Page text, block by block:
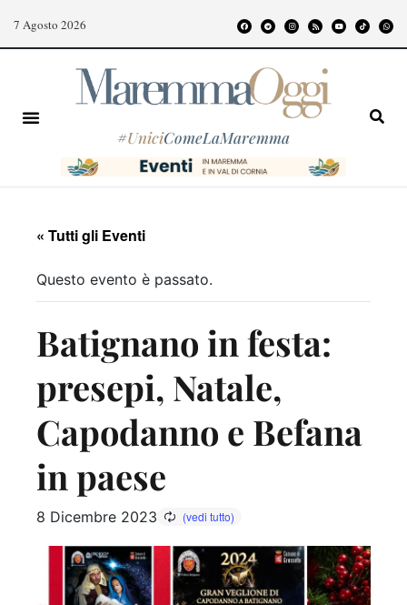
7 Agosto 2026
#UniciComeLaMaremma
« Tutti gli Eventi
Questo evento è passato.
Batignano in festa:
presepi, Natale,
Capodanno e Befana
in paese
8 Dicembre 2023